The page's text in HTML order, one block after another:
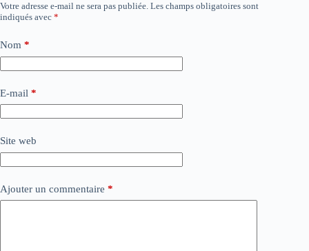
Votre adresse e-mail ne sera pas publiée. Les champs obligatoires sont
indiqués avec *
Nom *
E-mail *
Site web
Ajouter un commentaire *